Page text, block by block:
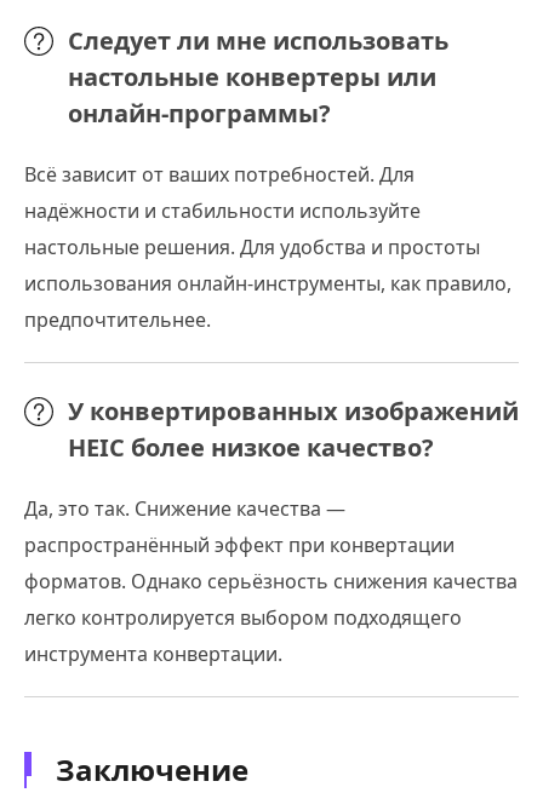
Следует ли мне использовать
настольные конвертеры или
онлайн-программы?
Всё зависит от ваших потребностей. Для
надёжности и стабильности используйте
настольные решения. Для удобства и простоты
использования онлайн-инструменты, как правило,
предпочтительнее.
У конвертированных изображений
HEIC более низкое качество?
Да, это так. Снижение качества —
распространённый эффект при конвертации
форматов. Однако серьёзность снижения качества
легко контролируется выбором подходящего
инструмента конвертации.
Заключение